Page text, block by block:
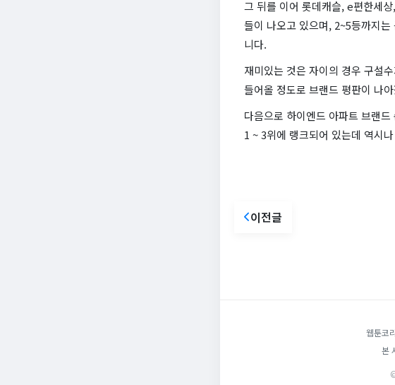
그 뒤를 이어 롯데캐슬, e편한세
들이 나오고 있으며, 2~5등까지
니다.
재미있는 것은 자이의 경우 구설
들어올 정도로 브랜드 평판이 나
다음으로 하이엔드 아파트 브랜
1 ~ 3위에 랭크되어 있는데 역시
이전글
웹툰코
본